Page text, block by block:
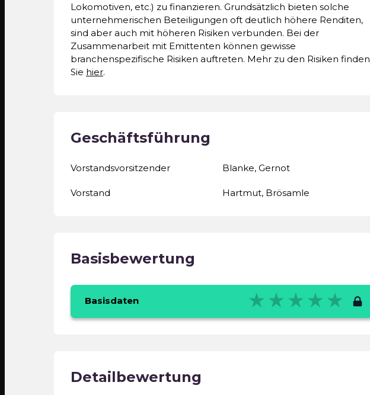
Lokomotiven, etc.) zu finanzieren. Grundsätzlich bieten solche
unternehmerischen Beteiligungen oft deutlich höhere Renditen,
sind aber auch mit höheren Risiken verbunden. Bei der
Zusammenarbeit mit Emittenten können gewisse
branchenspezifische Risiken auftreten. Mehr zu den Risiken finden
Sie hier.
Geschäftsführung
Vorstandsvorsitzender Blanke, Gernot
Vorstand Hartmut, Brösamle
Basisbewertung
Basisdaten
Detailbewertung